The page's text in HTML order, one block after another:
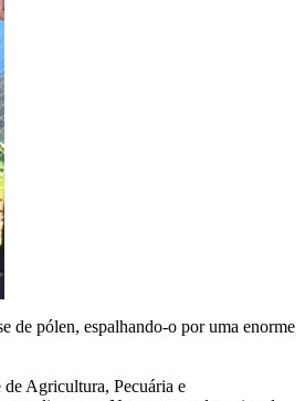
de pólen, espalhando-o por uma enorme
Agricultura, Pecuária e